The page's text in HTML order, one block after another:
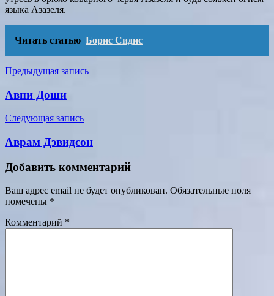
языка Азазеля.
Читать статью Борис Сидис
Навигация
по
записям
Предыдущая запись
Авни Доши
Следующая запись
Аврам Дэвидсон
Добавить комментарий
Ваш адрес email не будет опубликован. Обязательные поля
помечены *
Комментарий *